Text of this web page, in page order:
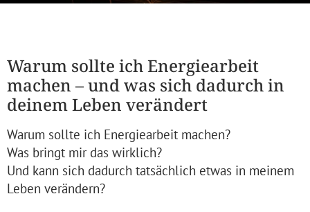
Warum sollte ich Energiearbeit
machen – und was sich dadurch in
deinem Leben verändert
Warum sollte ich Energiearbeit machen?
Was bringt mir das wirklich?
Und kann sich dadurch tatsächlich etwas in meinem
Leben verändern?